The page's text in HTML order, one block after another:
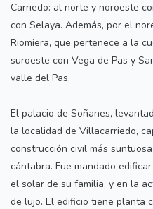
Carriedo: al norte y noroeste
con Selaya. Además, por el
Riomiera, que pertenece a la
suroeste con Vega de Pas y
valle del Pas.
El palacio de Soñanes,
la localidad de Villacarriedo,
construcción civil más
cántabra. Fue mandado
el solar de su familia, y en la
de lujo. El edificio tiene planta